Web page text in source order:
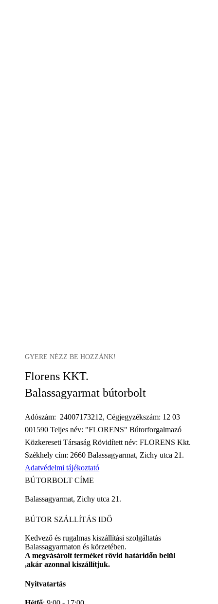
GYERE NÉZZ BE HOZZÁNK!
Florens KKT.
Balassagyarmat bútorbolt
Adószám: 24007173212, Cégjegyzékszám: 12 03
001590 Teljes név: "FLORENS" Bútorforgalmazó
Közkereseti Társaság Rövidített név: FLORENS Kkt.
Székhely cím: 2660 Balassagyarmat, Zichy utca 21.
Adatvédelmi tájékoztató
BÚTORBOLT CÍME
Balassagyarmat, Zichy utca 21.
BÚTOR SZÁLLÍTÁS IDŐ
Kedvező és rugalmas kiszállítási szolgáltatás
Balassagyarmaton és körzetében.
A megvásárolt terméket rövid határidőn belül
,akár azonnal kiszállítjuk.
Nyitvatartás